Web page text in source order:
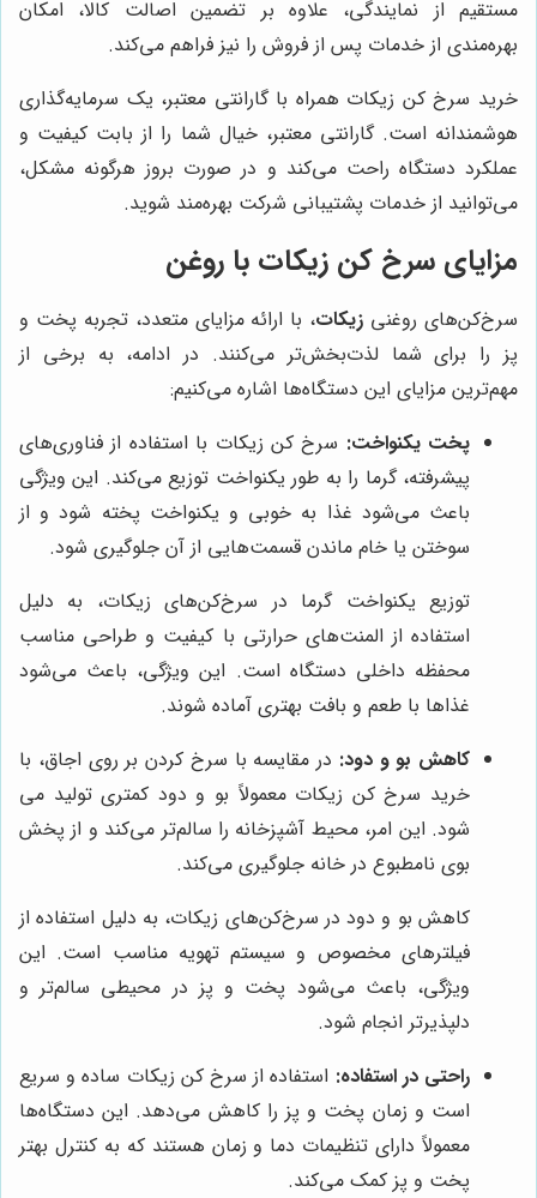
مستقیم از نمایندگی، علاوه بر تضمین اصالت کالا، امکان
بهره‌مندی از خدمات پس از فروش را نیز فراهم می‌کند.
خرید سرخ کن زیکات همراه با گارانتی معتبر، یک سرمایه‌گذاری
هوشمندانه است. گارانتی معتبر، خیال شما را از بابت کیفیت و
عملکرد دستگاه راحت می‌کند و در صورت بروز هرگونه مشکل،
می‌توانید از خدمات پشتیبانی شرکت بهره‌مند شوید.
مزایای سرخ کن زیکات با روغن
سرخ‌کن‌های روغنی زیکات، با ارائه مزایای متعدد، تجربه پخت و
پز را برای شما لذت‌بخش‌تر می‌کنند. در ادامه، به برخی از
مهم‌ترین مزایای این دستگاه‌ها اشاره می‌کنیم:
پخت یکنواخت: سرخ کن زیکات با استفاده از فناوری‌های
پیشرفته، گرما را به طور یکنواخت توزیع می‌کند. این ویژگی
باعث می‌شود غذا به خوبی و یکنواخت پخته شود و از
سوختن یا خام ماندن قسمت‌هایی از آن جلوگیری شود.
توزیع یکنواخت گرما در سرخ‌کن‌های زیکات، به دلیل
استفاده از المنت‌های حرارتی با کیفیت و طراحی مناسب
محفظه داخلی دستگاه است. این ویژگی، باعث می‌شود
غذاها با طعم و بافت بهتری آماده شوند.
کاهش بو و دود: در مقایسه با سرخ کردن بر روی اجاق، با
خرید سرخ کن زیکات معمولاً بو و دود کمتری تولید می
شود. این امر، محیط آشپزخانه را سالم‌تر می‌کند و از پخش
بوی نامطبوع در خانه جلوگیری می‌کند.
کاهش بو و دود در سرخ‌کن‌های زیکات، به دلیل استفاده از
فیلترهای مخصوص و سیستم تهویه مناسب است. این
ویژگی، باعث می‌شود پخت و پز در محیطی سالم‌تر و
دلپذیرتر انجام شود.
راحتی در استفاده: استفاده از سرخ کن زیکات ساده و سریع
است و زمان پخت و پز را کاهش می‌دهد. این دستگاه‌ها
معمولاً دارای تنظیمات دما و زمان هستند که به کنترل بهتر
پخت و پز کمک می‌کند.